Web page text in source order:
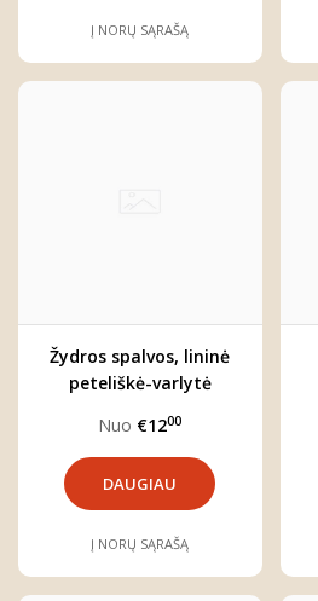
Į NORŲ SĄRAŠĄ
Žydros spalvos, lininė
peteliškė-varlytė
Nuo €1200
DAUGIAU
Į NORŲ SĄRAŠĄ